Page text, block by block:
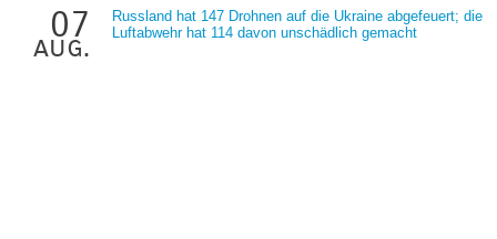
07
aug.
Russland hat 147 Drohnen auf die Ukraine abgefeuert; die
Luftabwehr hat 114 davon unschädlich gemacht